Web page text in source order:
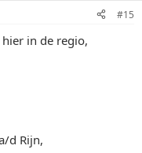
#15
in de regio,
d Rijn,